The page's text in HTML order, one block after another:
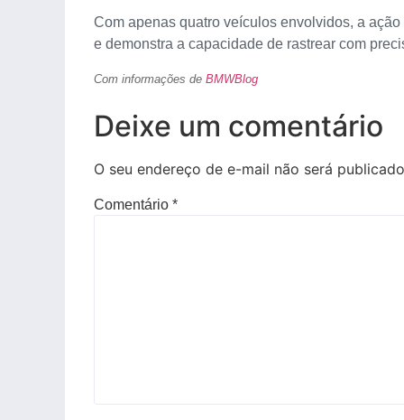
Com apenas quatro veículos envolvidos, a
e demonstra a capacidade de rastrear com
Com informações de BMWBlog
Deixe um comentário
O seu endereço de e-mail não será
Comentário *